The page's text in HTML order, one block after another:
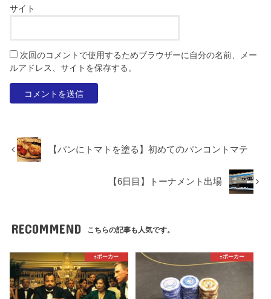
サイト
次回のコメントで使用するためブラウザーに自分の名前、メー
ルアドレス、サイトを保存する。
【パンにトマトを塗る】初めてのパンコントマテ
【6日目】トーナメント出場
RECOMMEND こちらの記事も人気です。
♠️ポーカー ♠️ポーカー